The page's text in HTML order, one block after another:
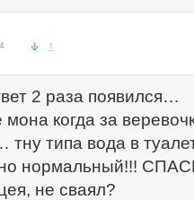
↑
2 раза появился…
когда за
тну типа вода в
нормальный!!!
не сваял?